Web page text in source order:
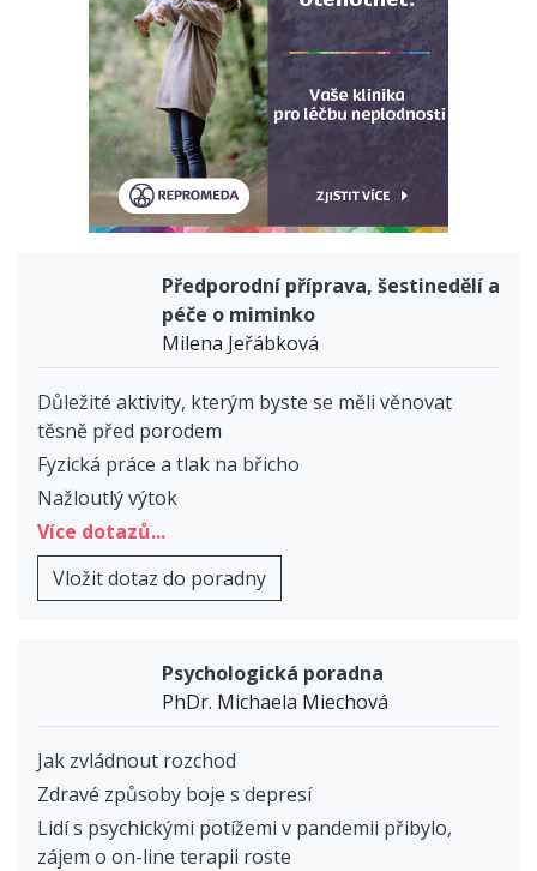
Předporodní příprava, šestinedělí a
péče o miminko
Milena Jeřábková
Důležité aktivity, kterým byste se měli věnovat
těsně před porodem
Fyzická práce a tlak na břicho
Nažloutlý výtok
Více dotazů...
Vložit dotaz do poradny
Psychologická poradna
PhDr. Michaela Miechová
Jak zvládnout rozchod
Zdravé způsoby boje s depresí
Lidí s psychickými potížemi v pandemii přibylo,
zájem o on-line terapii roste